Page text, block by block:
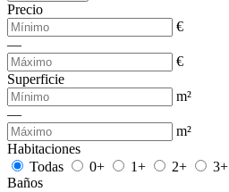
Precio
€
—
€
Superficie
m²
—
m²
Habitaciones
Todas
0+ 1+ 2+ 3+
Baños